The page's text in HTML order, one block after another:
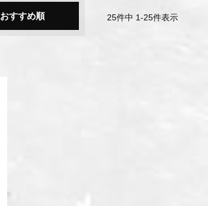
おすすめ順 25件中 1-25件表示